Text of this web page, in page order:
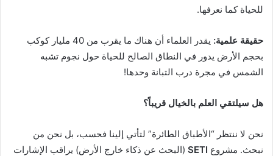
للحياة كما نعرفها.
حقيقة علمية:
يقدر العلماء أن هناك ما يقرب من 40 مليار كوكب
بحجم الأرض يدور في النطاق الصالح للحياة حول نجوم تشبه
الشمس في مجرة درب التبانة وحدها!
هل سيلتقي العلم بالخيال قريباً؟
نحن لا ننتظر “الأطباق الطائرة” لتأتي إلينا فحسب، بل نحن من
نبحث. مشروع SETI (البحث عن ذكاء خارج الأرض) يراقب الإشارات